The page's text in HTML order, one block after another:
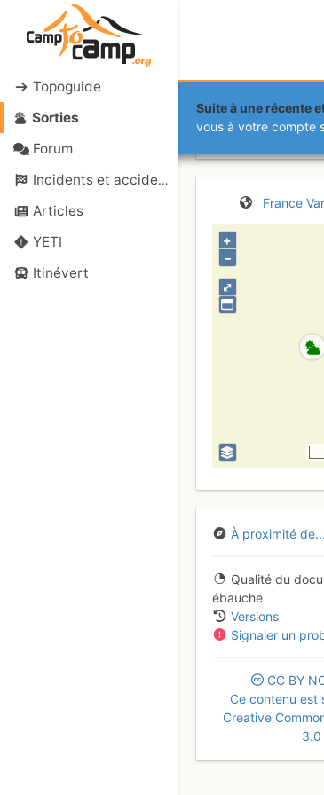
Topoguide
Sorties
Forum
Incidents et accidents
Articles
YETI
Itinévert
Suite à une récente
vous à votre compte
France Var
⤢
+
–
À proximité de...
Qualité du
ébauche
Versions
Signaler un
CC BY
Ce contenu est
Creative
3.0